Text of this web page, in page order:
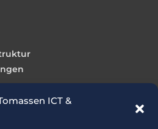
ICT &